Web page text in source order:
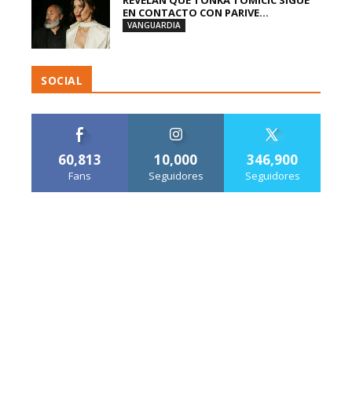
EN CONTACTO CON PARIVE...
VANGUARDIA
SOCIAL
60,813
Fans
10,000
Seguidores
346,900
Seguidores